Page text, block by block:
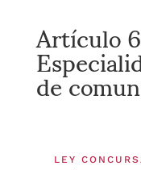
Artículo
de
LEY